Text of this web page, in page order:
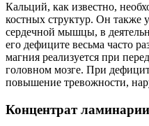
Кальций, как известно,
костных структур. Он также
сердечной мышцы, в
его дефиците весьма часто
магния реализуется при
головном мозге. При
повышение тревожности,
Концентрат